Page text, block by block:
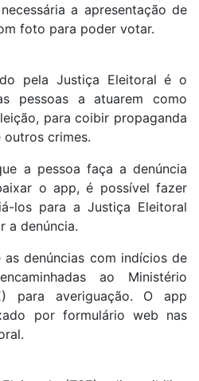
a apresentação de
foto para poder votar.
pela Justiça Eleitoral é o
pessoas a atuarem como
para coibir propaganda
outros crimes.
a pessoa faça a denúncia
o app, é possível fazer
los para a Justiça Eleitoral
a denúncia.
denúncias com indícios de
ao Ministério
para averiguação. O app
por formulário web nas